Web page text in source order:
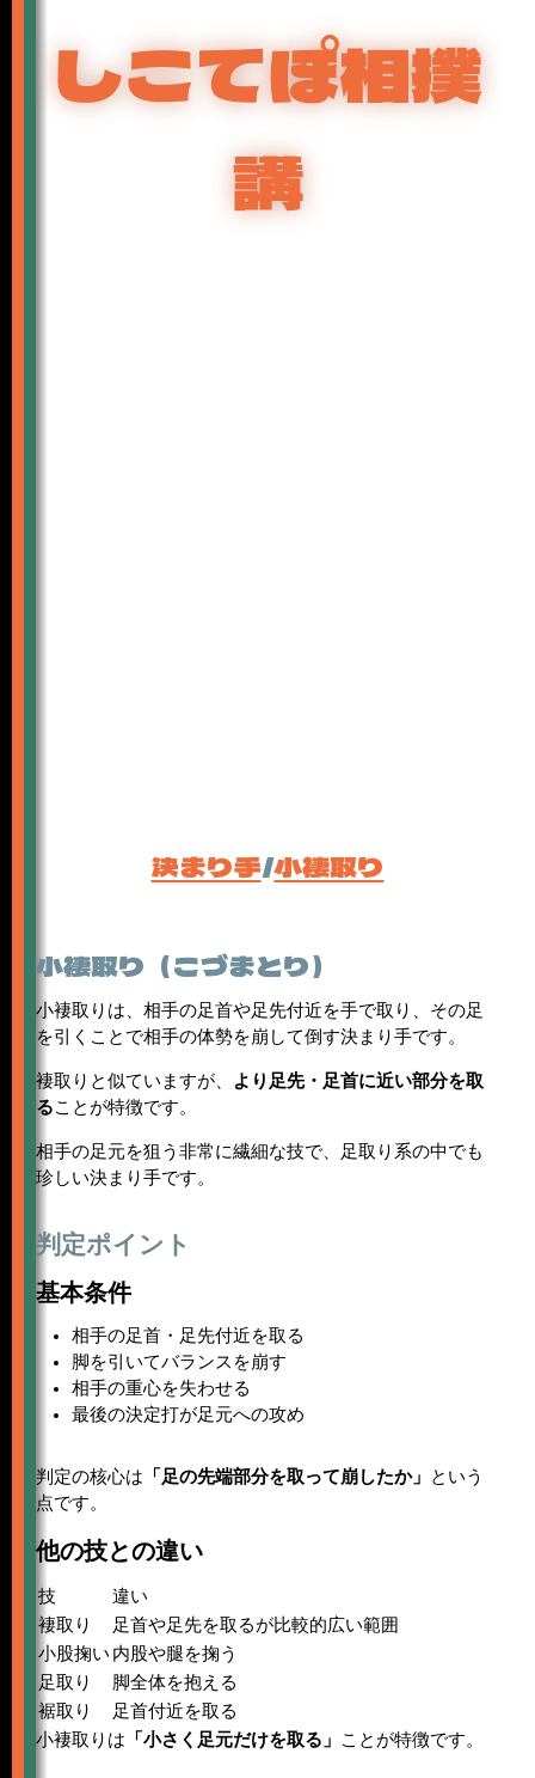
しこてぽ相撲
講
決まり手/小褄取り
小褄取り（こづまとり）
小褄取りは、相手の足首や足先付近を手で取り、その足
を引くことで相手の体勢を崩して倒す決まり手です。
褄取りと似ていますが、
より足先・足首に近い部分を取
ることが特徴です。
相手の足元を狙う非常に繊細な技で、足取り系の中でも
珍しい決まり手です。
判定ポイント
基本条件
相手の足首・足先付近を取る
脚を引いてバランスを崩す
相手の重心を失わせる
最後の決定打が足元への攻め
判定の核心は 「足の先端部分を取って崩したか」
という
点です。
他の技との違い
技
違い
褄取り
足首や足先を取るが比較的広い範囲
小股掬い 内股や腿を掬う
足取り
脚全体を抱える
裾取り
足首付近を取る
小褄取りは 「小さく足元だけを取る」 ことが特徴です。